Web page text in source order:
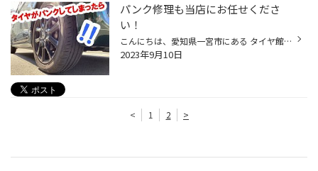
パンク修理も当店にお任せくださ
い！
こんにちは、愛知県一宮市にある タイヤ館一宮バイパス店です。 一宮市内だけでなく、 江南市・北名古屋市・岩倉市・羽島市などからも ご来店いただきまして、ありがとうございます！ 【タイヤ館一宮アクセスMAP】↓ https://www.taiyakan.co.jp/shop/ichinomiya-b/about/access/ 今回は【タイヤのパ...
2023年9月10日
< 1 2 >